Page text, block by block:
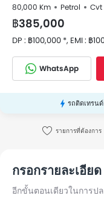
80,000 Km Petrol Cvt
฿385,000
DP : ฿100,000 *, EMI : ฿
WhatsApp
รถติดเทรน
รายการที่ต้องการ